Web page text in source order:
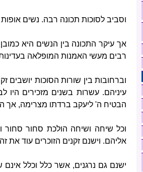
וסביב לסוכות תכונה רבה. נשים
אך עיקר התכונה בין הנשים היא
רבים מעשי האמנות המופלאה
וברחובות בין שורות הסוכות יושבים
עיניהם. עשרות בשנים מזכירים
הבטיח ה' ליעקב ברדתו מצרימה, אך
וכל שיחה ושיחה הולכת סחור
אליהם. וישנם זקנים הזוכרים עוד את
ישנם גם נרגנים, אשר כלל וכלל